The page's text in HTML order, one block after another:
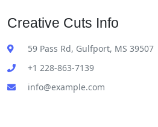
Creative Cuts Info
59 Pass Rd, Gulfport, MS 39507
+1 228-863-7139
info@example.com